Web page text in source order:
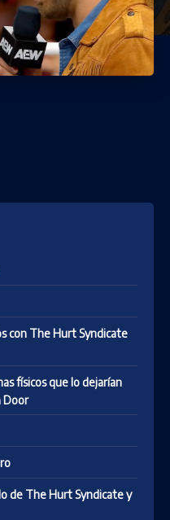
con The Hurt Syndicate
físicos que lo dejarían
Door
de The Hurt Syndicate y